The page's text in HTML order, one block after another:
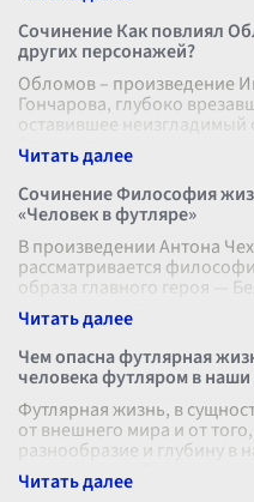
Сочинение Как повлиял
других персонажей?
Обломов – произведение
Гончарова, глубоко
оставившее неизгладимый
Эта книга открыла передо
Сочинение Философия
«Человек в футляре»
В произведении Антона
рассматривается
образа главного героя —
символом постоянного о
Чем опасна футлярная
человека футляром в
Футлярная жизнь, в
от внешнего мира и от
разнообразие и глубину в
герою Чехова, Белову, чело